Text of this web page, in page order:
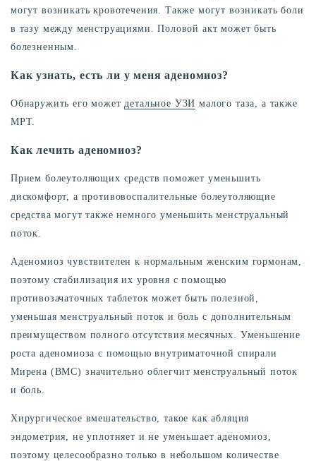
могут возникать кровотечения. Также могут возникать боли
в тазу между менструациями. Половой акт может быть
болезненным.
Как узнать, есть ли у меня аденомиоз?
Обнаружить его можетдетальное УЗИ малого таза, а также
МРТ.
Как лечить аденомиоз?
Прием болеутоляющих средств поможет уменьшить
дискомфорт, а противовоспалительные болеутоляющие
средства могут также немного уменьшить менструальный
поток.
Аденомиоз чувствителен к нормальным женским гормонам,
поэтому стабилизация их уровня с помощью
противозачаточных таблеток может быть полезной,
уменьшая менструальный поток и боль с дополнительным
преимуществом полного отсутствия месячных. Уменьшение
роста аденомиоза с помощью внутриматочной спирали
Мирена (ВМС) значительно облегчит менструальный поток
и боль.
Хирургическое вмешательство, такое как абляция
эндометрия, не уплотняет и не уменьшает аденомиоз,
поэтому целесообразно только в небольшом количестве